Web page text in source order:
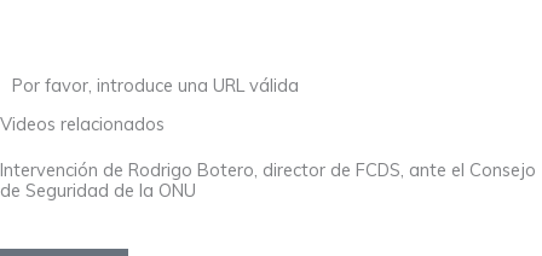
Por favor, introduce una URL válida
Videos relacionados
Intervención de Rodrigo Botero, director de FCDS, ante el Consejo
de Seguridad de la ONU